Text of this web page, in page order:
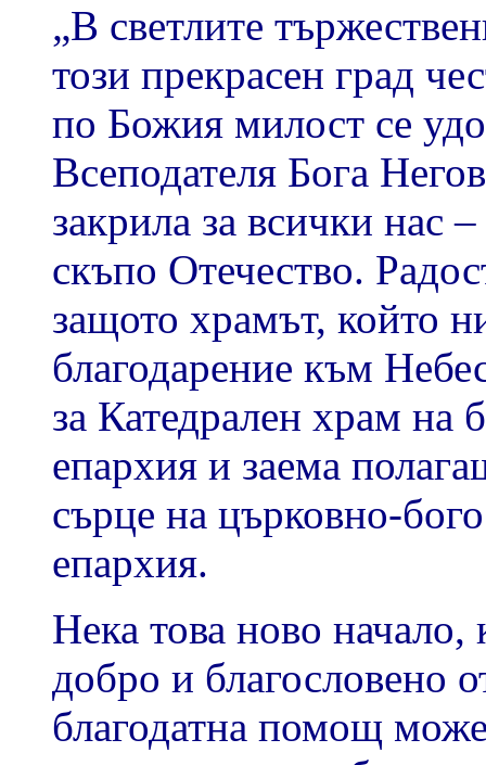
„В светлите
този прекрасен град
по Божия милост се
Всеподателя Бога
закрила за всички нас
скъпо Отечество.
защото храмът, който
благодарение към
за Катедрален храм на
епархия и заема
сърце на църковно-
епархия.
Нека това ново начало,
добро и благословено
благодатна помощ